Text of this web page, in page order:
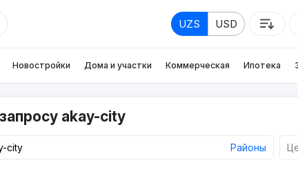
UZS USD
Новостройки Дома и участки Коммерческая Ипотека
akay-city
Районы